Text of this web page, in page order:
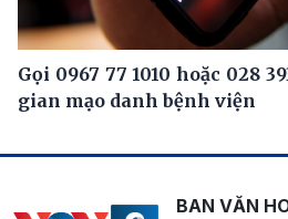
Gọi 0967 77 1010 hoặc 028
gian mạo danh bệnh viện
BAN VĂN